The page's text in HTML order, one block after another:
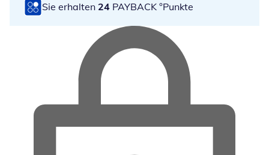
Sie erhalten 24 PAYBACK °Punkte